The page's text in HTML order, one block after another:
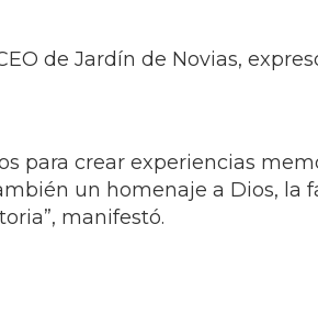
semanas para la
Awards (LAWA) Capítulo
reconocen la